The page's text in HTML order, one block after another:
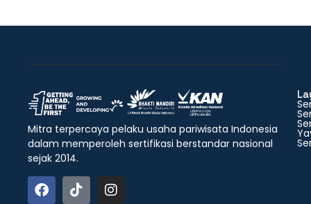
Mitra terpercaya pelaku usaha pariwisata Indonesia
dalam memperoleh sertifikasi berstandar nasional
sejak 2014.